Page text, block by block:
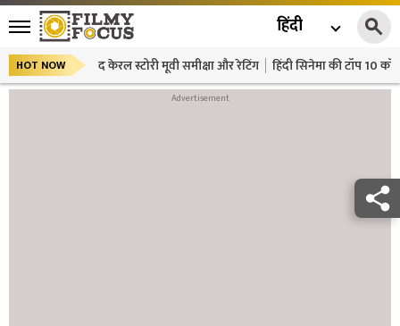
हिंदी
HOT NOW द केरल स्टोरी मूवी समीक्षा और रेटिंग हिंदी सिनेमा की टॉप 10